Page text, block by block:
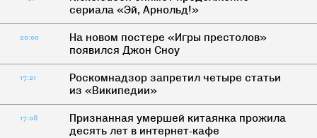
сериала «Эй, Арнольд!»
20:00
На новом постере «Игры престолов»
появился Джон Сноу
17:21
Роскомнадзор запретил четыре статьи
из «Википедии»
17:08
Признанная умершей китаянка прожила
десять лет в интернет-кафе